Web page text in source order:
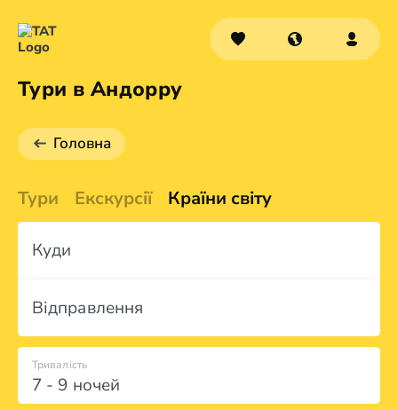
Тури в Андорру
Головна
Тури Екскурсії Країни світу
Куди
Відправлення
7 - 9 ночей
Тривалість